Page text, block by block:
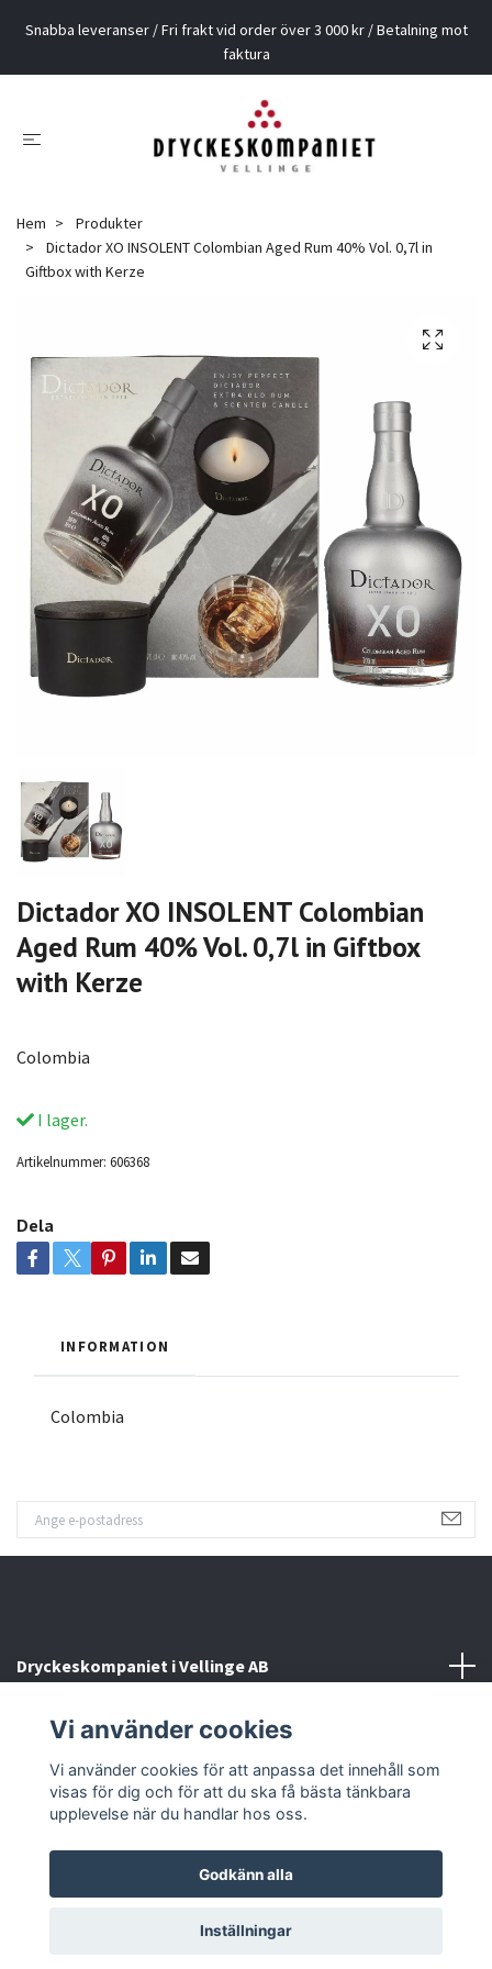
Snabba leveranser / Fri frakt vid order över 3 000 kr / Betalning mot
faktura
Hem
Produkter
Dictador XO INSOLENT Colombian Aged Rum 40% Vol. 0,7l in
Giftbox with Kerze
Dictador XO INSOLENT Colombian
Aged Rum 40% Vol. 0,7l in Giftbox
with Kerze
Colombia
I lager.
Artikelnummer: 606368
Dela
INFORMATION
Colombia
Dryckeskompaniet i Vellinge AB
Kontakta oss
Sociala medier
© 2026 Dryckeskompaniet i Vellinge
Vi använder cookies
Vi använder cookies för att anpassa det innehåll som
visas för dig och för att du ska få bästa tänkbara
upplevelse när du handlar hos oss.
Godkänn alla
Inställningar